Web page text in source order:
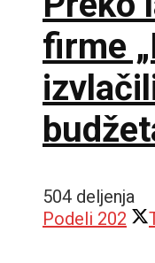
firme
504 deljenja
Podeli 202